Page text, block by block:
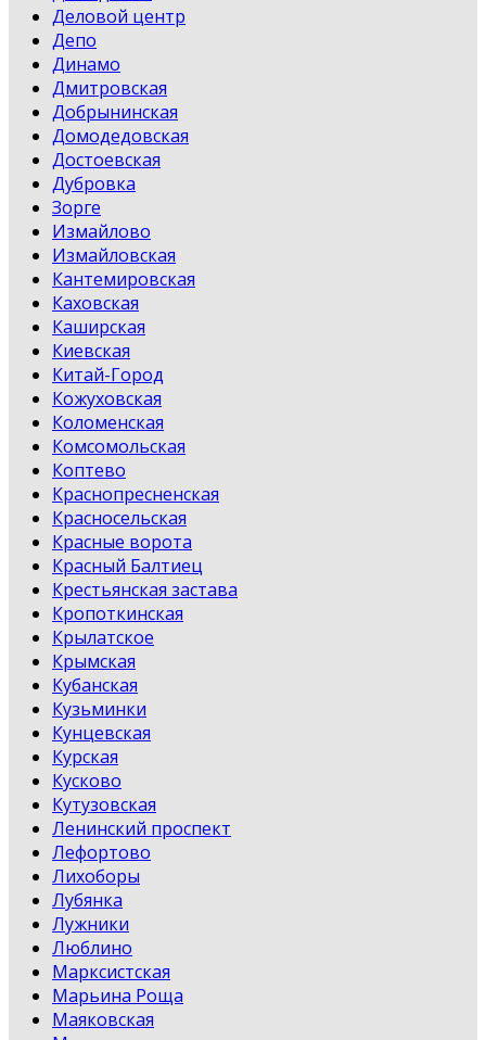
Деловой центр
Депо
Динамо
Дмитровская
Добрынинская
Домодедовская
Достоевская
Дубровка
Зорге
Измайлово
Измайловская
Кантемировская
Каховская
Каширская
Киевская
Китай-Город
Кожуховская
Коломенская
Комсомольская
Коптево
Краснопресненская
Красносельская
Красные ворота
Красный Балтиец
Крестьянская застава
Кропоткинская
Крылатское
Крымская
Кубанская
Кузьминки
Кунцевская
Курская
Кусково
Кутузовская
Ленинский проспект
Лефортово
Лихоборы
Лубянка
Лужники
Люблино
Марксистская
Марьина Роща
Маяковская